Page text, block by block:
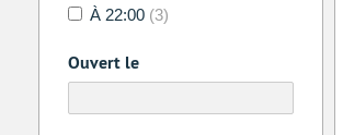
À 22:00 (3)
Ouvert le